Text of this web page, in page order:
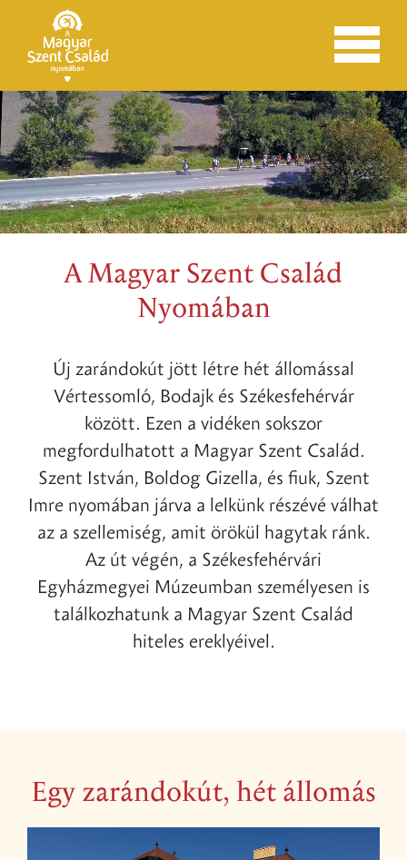
A Magyar Szent Család
Nyomában
Új zarándokút jött létre hét állomással
Vértessomló, Bodajk és Székesfehérvár
között. Ezen a vidéken sokszor
megfordulhatott a Magyar Szent Család.
Szent István, Boldog Gizella, és fiuk, Szent
Imre nyomában járva a lelkünk részévé válhat
az a szellemiség, amit örökül hagytak ránk.
Az út végén, a Székesfehérvári
Egyházmegyei Múzeumban személyesen is
találkozhatunk a Magyar Szent Család
hiteles ereklyéivel.
Egy zarándokút, hét állomás